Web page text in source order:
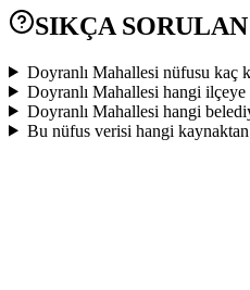
SIKÇA
Doyranlı Mahallesi nüfusu kaç
Doyranlı Mahallesi hangi ilçeye
Doyranlı Mahallesi hangi
Bu nüfus verisi hangi kaynaktan